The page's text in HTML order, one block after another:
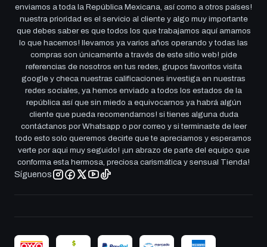
enviamos a toda la República Mexicana, así como a otros países!
nuestra prioridad es el servicio al cliente y algo muy importante
que debes saber es que todos los que trabajamos aquí amamos
lo que hacemos! llevamos ya varios años operando y todas las
compras son únicamente a través de este sitio web! pide
referencias de nosotros en tus redes, grupos favoritos visita
google y checa nuestras calificaciones investiga en nuestras
redes sociales, ya hemos enviado a todos los estados de la
república así que sin miedo a equivocarnos ya habrá algún
cliente que pueda recomendarnos! si tienes alguna duda
contáctanos por Whatsapp o por correo y si terminaste de leer
todo esto solo queremos decirte que te apreciamos y esperamos
verte por aqui muy seguido! ¡un abrazo de parte del equipo que
conforma esta hermosa, preciosa carismática y sensual Tienda!
Síguenos